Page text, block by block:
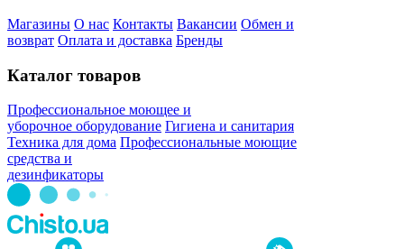
Магазины О нас Контакты Вакансии Обмен и
возврат Оплата и доставка Бренды
Каталог товаров
Профессиональное моющее и
уборочное оборудование Гигиена и санитария
Техника для дома Профессиональные моющие
средства и
дезинфикаторы